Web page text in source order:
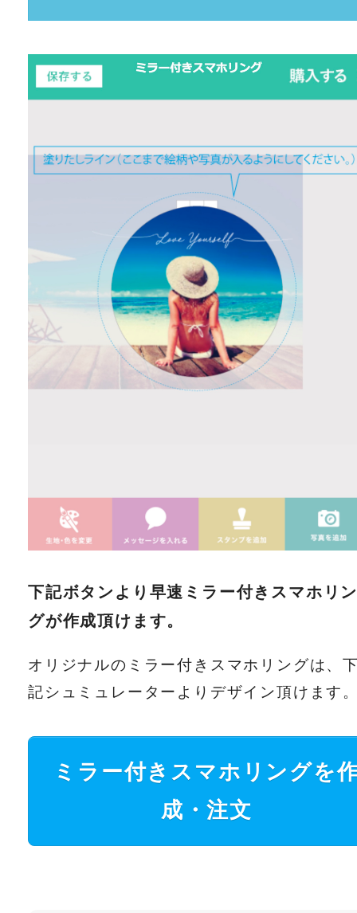
下記ボタンより早速ミラー付きスマホリ
グが作成頂けます。
オリジナルのミラー付きスマホリングは、
記シュミュレーターよりデザイン頂けます
ミラー付きスマホリングを
成・注文